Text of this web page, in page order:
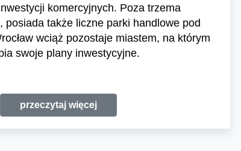
komercyjnych. Poza trzema
posiada także liczne parki handlowe pod
wciąż pozostaje miastem, na którym
swoje plany inwestycyjne.
przeczytaj więcej